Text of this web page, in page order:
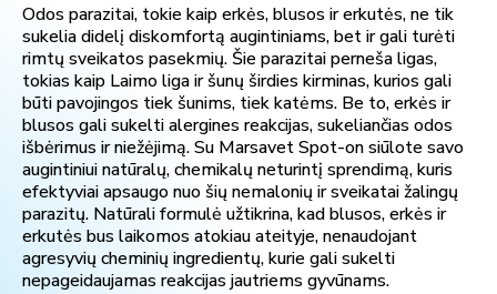
Odos parazitai, tokie kaip erkės, blusos ir erkutės, ne tik
sukelia didelį diskomfortą augintiniams, bet ir gali turėti
rimtų sveikatos pasekmių. Šie parazitai perneša ligas,
tokias kaip Laimo liga ir šunų širdies kirminas, kurios gali
būti pavojingos tiek šunims, tiek katėms. Be to, erkės ir
blusos gali sukelti alergines reakcijas, sukeliančias odos
išbėrimus ir niežėjimą. Su Marsavet Spot-on siūlote savo
augintiniui natūralų, chemikalų neturintį sprendimą, kuris
efektyviai apsaugo nuo šių nemalonių ir sveikatai žalingų
parazitų. Natūrali formulė užtikrina, kad blusos, erkės ir
erkutės bus laikomos atokiau ateityje, nenaudojant
agresyvių cheminių ingredientų, kurie gali sukelti
nepageidaujamas reakcijas jautriems gyvūnams.